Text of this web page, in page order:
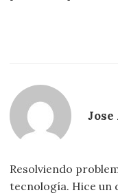
Resolviendo
tecnología. Hice un